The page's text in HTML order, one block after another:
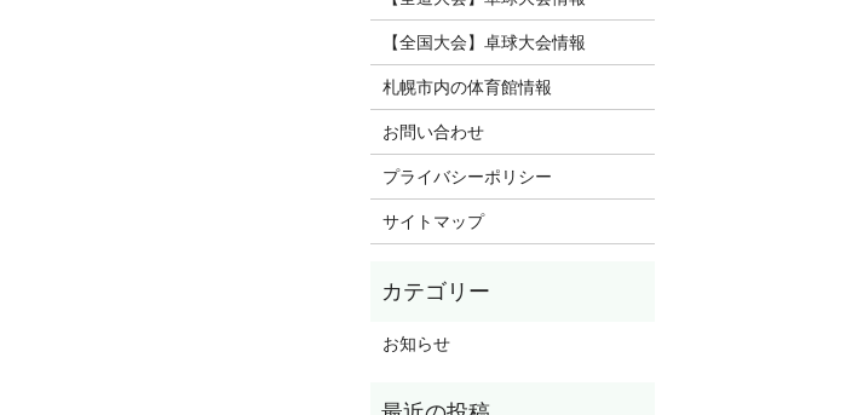
【全国大会】卓球大会情報
札幌市内の体育館情報
お問い合わせ
プライバシーポリシー
サイトマップ
お知らせ